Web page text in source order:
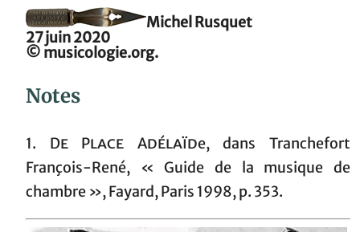
Michel Rusquet
27 juin 2020
© musicologie.org.
Notes
1. De Place Adélaïde, dans Tranchefort
François-René, « Guide de la musique de
chambre », Fayard, Paris 1998, p. 353.